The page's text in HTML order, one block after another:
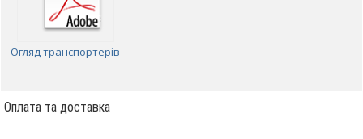
Огляд транспортерів
Оплата та доставка